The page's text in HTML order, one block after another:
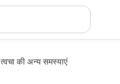
त्वचा की अन्य समस्याएं